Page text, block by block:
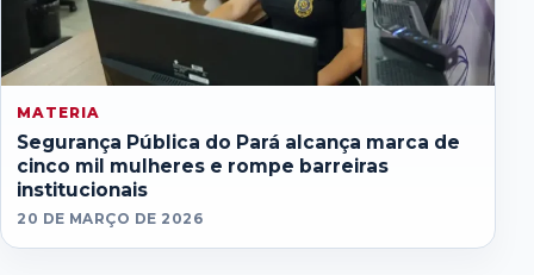
MATERIA
Segurança Pública do Pará alcança marca de
cinco mil mulheres e rompe barreiras
institucionais
20 DE MARÇO DE 2026